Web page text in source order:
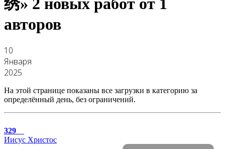
绣» 2 новых работ от 1
авторов
10
Января
2025
На этой странице показаны все загрузки в категорию за
определённый день, без ограничений.
329
Иисус Христос